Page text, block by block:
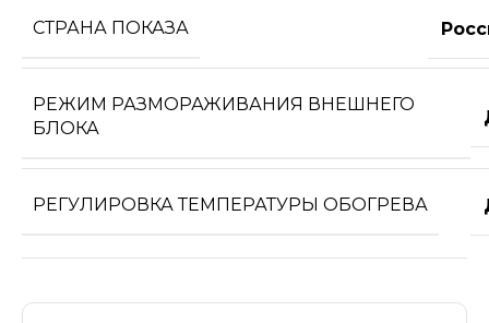
СТРАНА ПОКАЗА
РЕЖИМ РАЗМОРАЖИВАНИЯ ВНЕШНЕГО
БЛОКА
РЕГУЛИРОВКА ТЕМПЕРАТУРЫ ОБОГРЕВА